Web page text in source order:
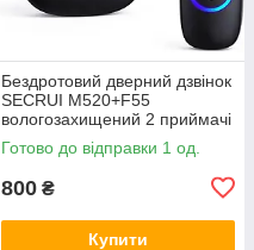
Бездротовий дверний дзвінок
SECRUI M520+F55
вологозахищений 2 приймачі
+ 1 кнопка чорний, Amazon
Готово до відправки 1 од.
800 ₴
Купити